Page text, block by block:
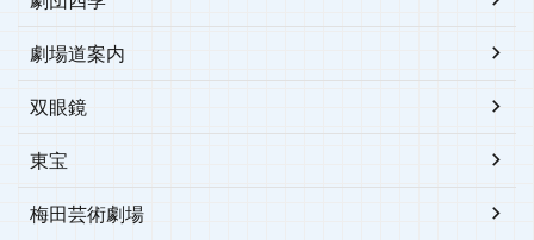
劇場道案内
双眼鏡
東宝
梅田芸術劇場